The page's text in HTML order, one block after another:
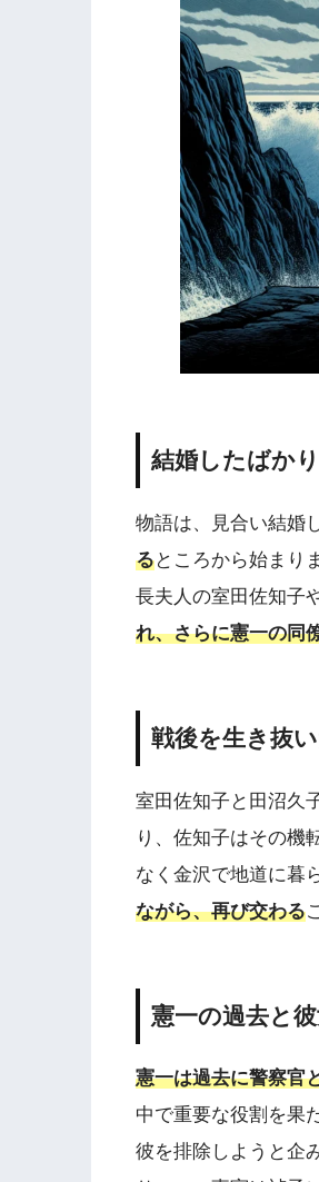
結婚したばか
物語は、見合い結婚
るところから始まり
長夫人の室田佐知子
れ、さらに憲一の同
戦後を生き抜
室田佐知子と田沼久
り、佐知子はその機
なく金沢で地道に暮
ながら、再び交わる
憲一の過去と
憲一は過去に警察官
中で重要な役割を果
彼を排除しようと企